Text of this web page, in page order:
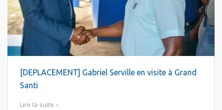
[DEPLACEMENT] Gabriel Serville en visite à Grand
Santi
Lire la suite